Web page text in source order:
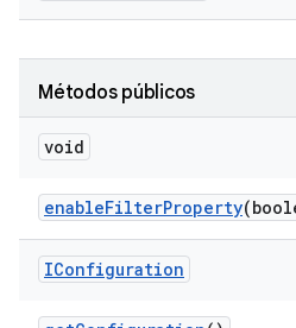
Métodos públicos
void
enableFilterProperty
IConfiguration